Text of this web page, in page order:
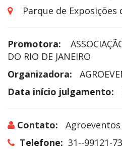
Parque de Exposições
Promotora:
DO RIO DE JANEIRO
Organizadora:
Data início julgamento:
Contato:
Telefone: 31--99121-